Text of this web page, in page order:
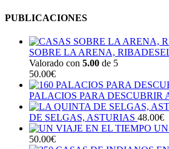
PUBLICACIONES
SOBRE LA ARENA,
Valorado con 5.00 de 5
50.00€
PALACIOS PARA DESCUBRIR
DE SELGAS, ASTURIAS 48.00€
50.00€